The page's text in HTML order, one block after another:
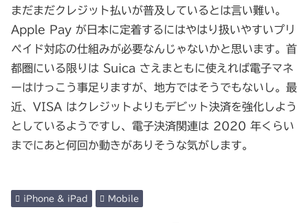
まだまだクレジット払いが普及しているとは言い難い。
Apple Pay が日本に定着するにはやはり扱いやすいプリ
ペイド対応の仕組みが必要なんじゃないかと思います。首
都圏にいる限りは Suica さえまともに使えれば電子マネ
ーはけっこう事足りますが、地方ではそうでもないし。最
近、VISA はクレジットよりもデビット決済を強化しよう
としているようですし、電子決済関連は 2020 年くらい
までにあと何回か動きがありそうな気がします。
iPhone & iPad Mobile